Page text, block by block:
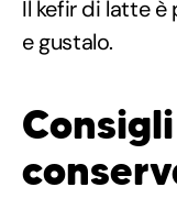
Il kefir di latte è
e gustalo.